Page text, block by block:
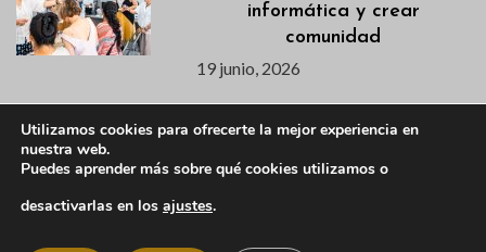
informática y crear
comunidad
19 junio, 2026
La Piscina Municipal abrirá
junio tras la reparación de
Utilizamos cookies para ofrecerte la mejor experiencia en
nuestra web.
Puedes aprender más sobre qué cookies utilizamos o
desactivarlas en los ajustes.